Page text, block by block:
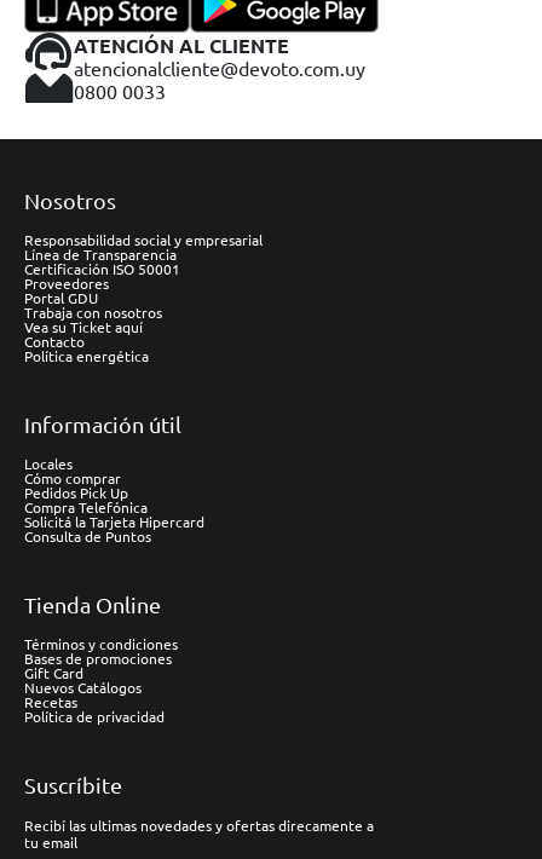
ATENCIÓN AL CLIENTE
atencionalcliente@devoto.com.uy
0800 0033
Nosotros
Responsabilidad social y empresarial
Línea de Transparencia
Certificación ISO 50001
Proveedores
Portal GDU
Trabaja con nosotros
Vea su Ticket aquí
Contacto
Política energética
Información útil
Locales
Cómo comprar
Pedidos Pick Up
Compra Telefónica
Solicitá la Tarjeta Hipercard
Consulta de Puntos
Tienda Online
Términos y condiciones
Bases de promociones
Gift Card
Nuevos Catálogos
Recetas
Política de privacidad
Suscríbite
Recibí las ultimas novedades y ofertas direcamente a
tu email